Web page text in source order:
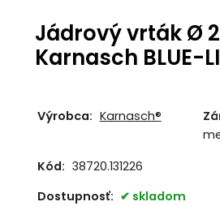
Jádrový vrták Ø
Karnasch BLUE-
Výrobca: Karnasch®
Kód: 38720.131226
Dostupnosť:
skladom